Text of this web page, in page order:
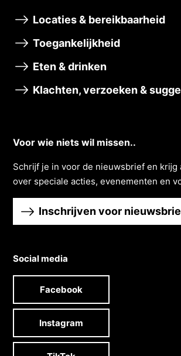
Locaties & bereikbaarheid
Toegankelijkheid
Eten & drinken
Klachten, verzoeken &
Voor wie niets wil missen..
Schrĳf je in voor de nieuwsbrief en
over speciale acties, evenementen en
Inschrijven voor
Social media
Facebook
Instagram